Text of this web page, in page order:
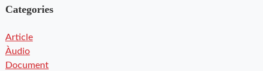
Categories
Article
Àudio
Document